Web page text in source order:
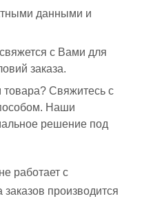
данными и
с Вами для
заказа.
товара? Свяжитесь с
Наши
решение под
работает с
производится